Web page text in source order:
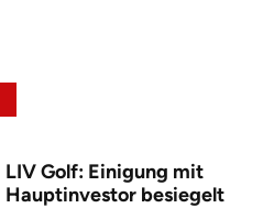
LIV Golf: Einigung mit
Hauptinvestor besiegelt